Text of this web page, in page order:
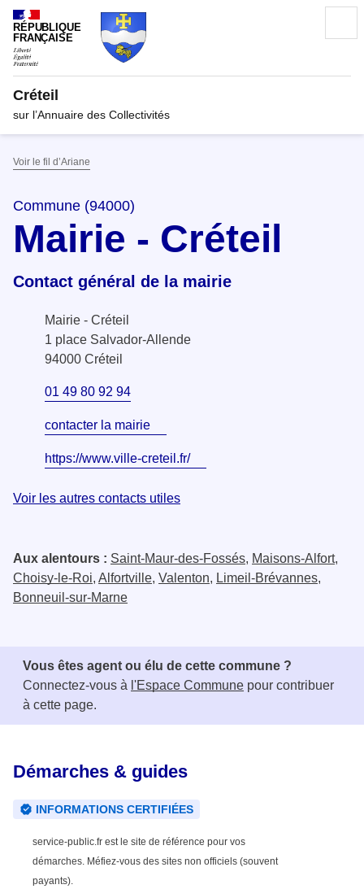
RÉPUBLIQUE
FRANÇAISE
Créteil
sur l’Annuaire des Collectivités
Voir le fil d’Ariane
Commune (94000)
Mairie - Créteil
Contact général de la mairie
Mairie - Créteil
1 place Salvador-Allende
94000 Créteil
01 49 80 92 94
contacter la mairie
https://www.ville-creteil.fr/
Voir les autres contacts utiles
Aux alentours : Saint-Maur-des-Fossés, Maisons-Alfort,
Choisy-le-Roi, Alfortville, Valenton, Limeil-Brévannes,
Bonneuil-sur-Marne
Vous êtes agent ou élu de cette commune ?
Connectez-vous à l'Espace Commune pour contribuer
à cette page.
Démarches & guides
INFORMATIONS CERTIFIÉES
service-public.fr est le site de référence pour vos
démarches. Méfiez-vous des sites non officiels (souvent
payants).